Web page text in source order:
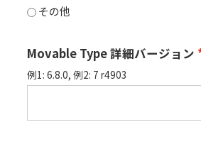
その他
Movable Type 詳細バージョン
例1: 6.8.0, 例2: 7 r4903